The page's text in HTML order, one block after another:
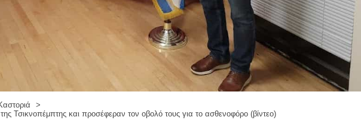
Τσικνοπέμπτης και προσέφεραν τον οβολό τους για το ασθενοφόρο (βίντεο)